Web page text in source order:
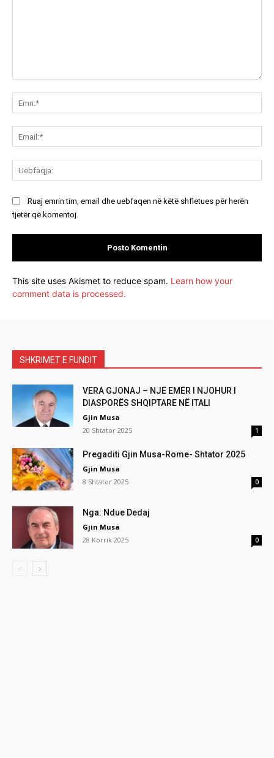
Ruaj emrin tim, email dhe uebfaqen në këtë shfletues për herën
tjetër që komentoj.
This site uses Akismet to reduce spam. Learn how your
comment data is processed.
SHKRIMET E FUNDIT
VERA GJONAJ – NJË EMËR I NJOHUR I
DIASPORËS SHQIPTARE NË ITALI
Gjin Musa
20 Shtator 2025
1
Pregaditi Gjin Musa-Rome- Shtator 2025
Gjin Musa
8 Shtator 2025
0
Nga: Ndue Dedaj
Gjin Musa
28 Korrik 2025
0